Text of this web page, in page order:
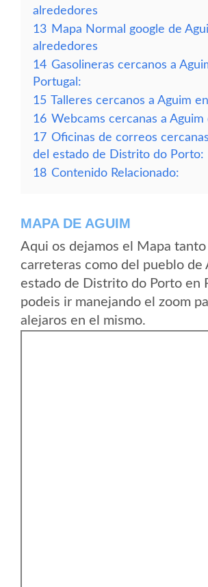
alrededores
13 Mapa Normal google de
alrededores
14 Gasolineras cercanos a
Portugal:
15 Talleres cercanos a Aguim
16 Webcams cercanas a Aguim
17 Oficinas de correos
del estado de Distrito do Porto:
18 Contenido Relacionado:
MAPA DE AGUIM
Aqui os dejamos el Mapa tanto
carreteras como del pueblo de
estado de Distrito do Porto en
podeis ir manejando el zoom
alejaros en el mismo.